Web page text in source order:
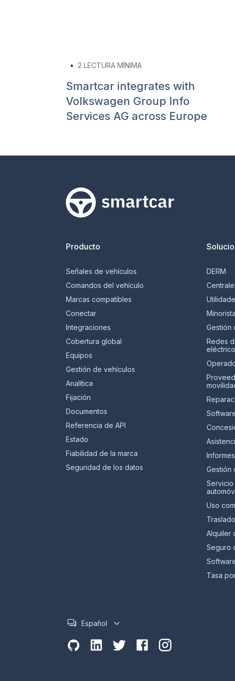
• 2 LECTURA MÍNIMA
Smartcar integrates with
Volkswagen Group Info
Services AG across Europe
Producto
Señales de vehículos
Comandos del vehículo
Marcas compatibles
Conectar
Integraciones
Cobertura global
Equipos
Gestión de vehículos
Analítica
Fijación
Documentos
Referencia de API
Estado
Fiabilidad de la marca
Seguridad de los datos
DERM
Gestión
Redes
Gestión
Uso
Traslado
Alquiler
Seguro
Tasa
Español